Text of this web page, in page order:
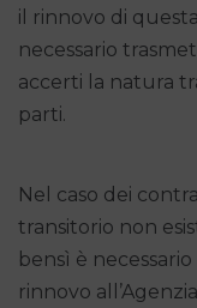
il rinnovo di
necessario
accerti la natura
parti.
Nel caso dei
transitorio non
bensì è
rinnovo